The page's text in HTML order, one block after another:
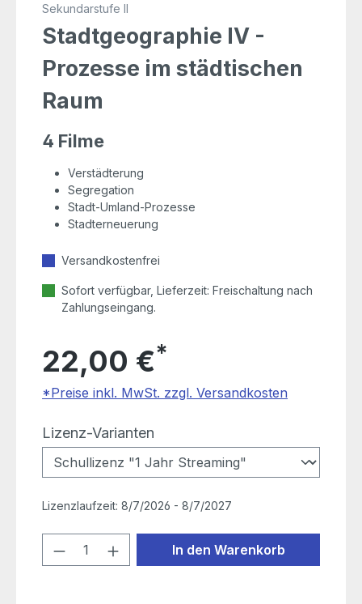
Sekundarstufe II
Stadtgeographie IV -
Prozesse im städtischen
Raum
4 Filme
Verstädterung
Segregation
Stadt-Umland-Prozesse
Stadterneuerung
Versandkostenfrei
Sofort verfügbar, Lieferzeit: Freischaltung nach
Zahlungseingang.
22,00 €*
*Preise inkl. MwSt. zzgl. Versandkosten
Lizenz-Varianten
Lizenzlaufzeit:8/7/2026 - 8/7/2027
Produkt Anzahl: Gib den
In den Warenkorb